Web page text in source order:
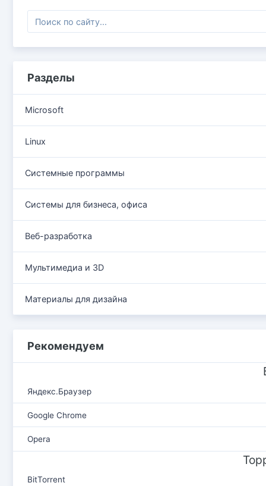
Разделы
Microsoft
Linux
Системные программы
Системы для бизнеса, офиса
Веб-разработка
Мультимедиа и 3D
Материалы для дизайна
Рекомендуем
Яндекс.Браузер
Google Chrome
Opera
BitTorrent